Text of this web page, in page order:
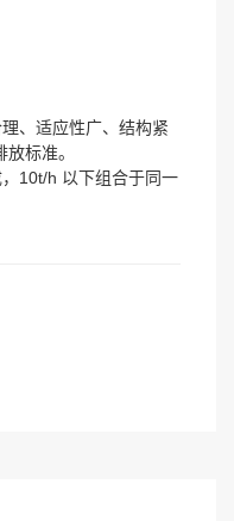
、适应性广、结构紧
标准。
10t/h 以下组合于同一